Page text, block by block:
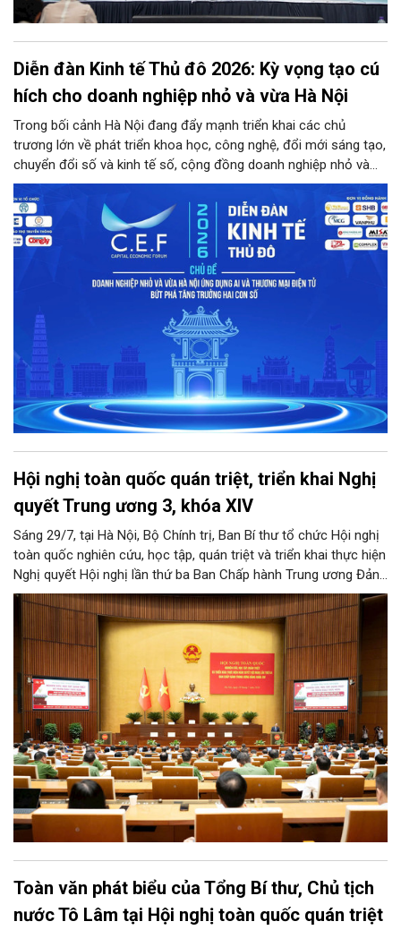
Diễn đàn Kinh tế Thủ đô 2026: Kỳ vọng tạo cú
hích cho doanh nghiệp nhỏ và vừa Hà Nội
Trong bối cảnh Hà Nội đang đẩy mạnh triển khai các chủ
trương lớn về phát triển khoa học, công nghệ, đổi mới sáng tạo,
chuyển đổi số và kinh tế số, cộng đồng doanh nghiệp nhỏ và
vừa trên địa bàn Thủ đô đứng trước cả cơ hội lẫn thách thức
chưa từng có. Diễn đàn Kinh tế Thủ đô năm 2026 là sự kiện
được kỳ vọng sẽ trở thành cầu nối thiết thực, đưa chính sách,
công nghệ và nguồn lực đến gần hơn với doanh nghiệp.
Hội nghị toàn quốc quán triệt, triển khai Nghị
quyết Trung ương 3, khóa XIV
Sáng 29/7, tại Hà Nội, Bộ Chính trị, Ban Bí thư tổ chức Hội nghị
toàn quốc nghiên cứu, học tập, quán triệt và triển khai thực hiện
Nghị quyết Hội nghị lần thứ ba Ban Chấp hành Trung ương Đảng
khóa XIV.
Toàn văn phát biểu của Tổng Bí thư, Chủ tịch
nước Tô Lâm tại Hội nghị toàn quốc quán triệt